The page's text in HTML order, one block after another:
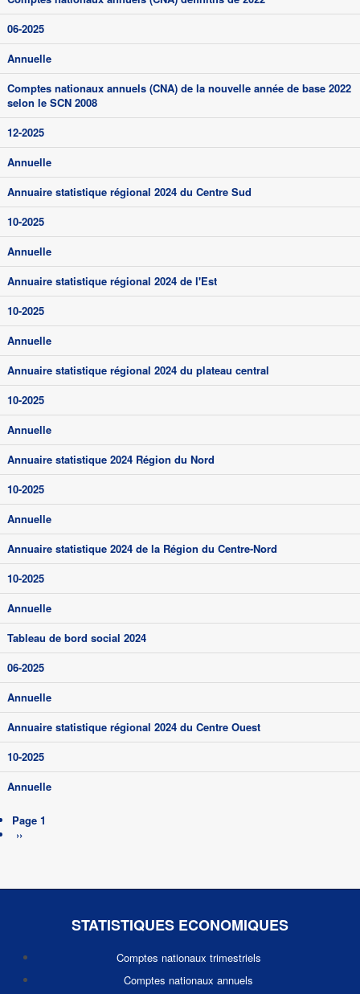
06-2025
Annuelle
Comptes nationaux annuels (CNA) de la nouvelle année de base 2022
selon le SCN 2008
12-2025
Annuelle
Annuaire statistique régional 2024 du Centre Sud
10-2025
Annuelle
Annuaire statistique régional 2024 de l'Est
10-2025
Annuelle
Annuaire statistique régional 2024 du plateau central
10-2025
Annuelle
Annuaire statistique 2024 Région du Nord
10-2025
Annuelle
Annuaire statistique 2024 de la Région du Centre-Nord
10-2025
Annuelle
Tableau de bord social 2024
06-2025
Annuelle
Annuaire statistique régional 2024 du Centre Ouest
10-2025
Annuelle
Pagination
Page 1
Page
››
STATISTIQUES ECONOMIQUES
Comptes nationaux trimestriels
Comptes nationaux annuels